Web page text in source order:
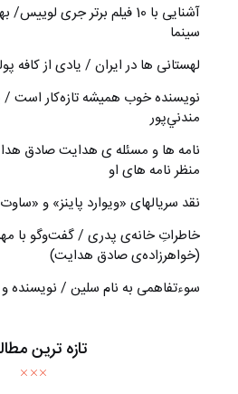
آشنایی با 10 فیلم برتر جری
سینما
لهستانی ها در ایران / یادی از کافه
نويسنده خوب هميشه تازه‌كار است
مندني‌پور
نامه ها و مسئله ی هدایت صادق
منظر نامه های او
نقد سریالهای «ویوارد پاینز» و
خاطراتِ خانه‌ی پدری / گفت‌وگو با
(خواهرزاده‌ی صادق هدايت)
سوءتفاهمی به نام سلین / نویسنده
تازه ترین